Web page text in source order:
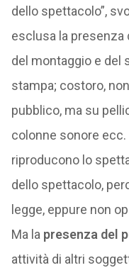
dello spettacolo”,
esclusa la presenza
del montaggio e del
stampa; costoro,
pubblico, ma su
colonne sonore
riproducono lo
dello spettacolo,
legge, eppure non
Ma la presenza del
attività di altri